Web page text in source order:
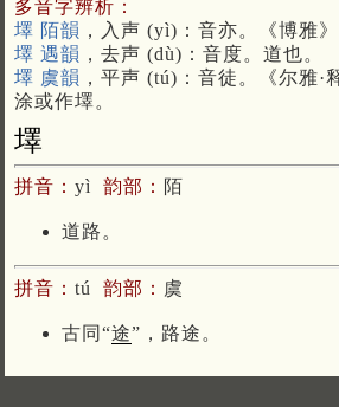
多音字辨析：
墿 陌韻 ，入声 (yì)：音亦。《博雅》
墿 遇韻 ，去声 (dù)：音度。道也。
墿 虞韻 ，平声 (tú)：音徒。《尔雅·
涂或作墿。
墿
拼音： yì 韵部： 陌
道路。
拼音： tú 韵部： 虞
古同“途”，路途。